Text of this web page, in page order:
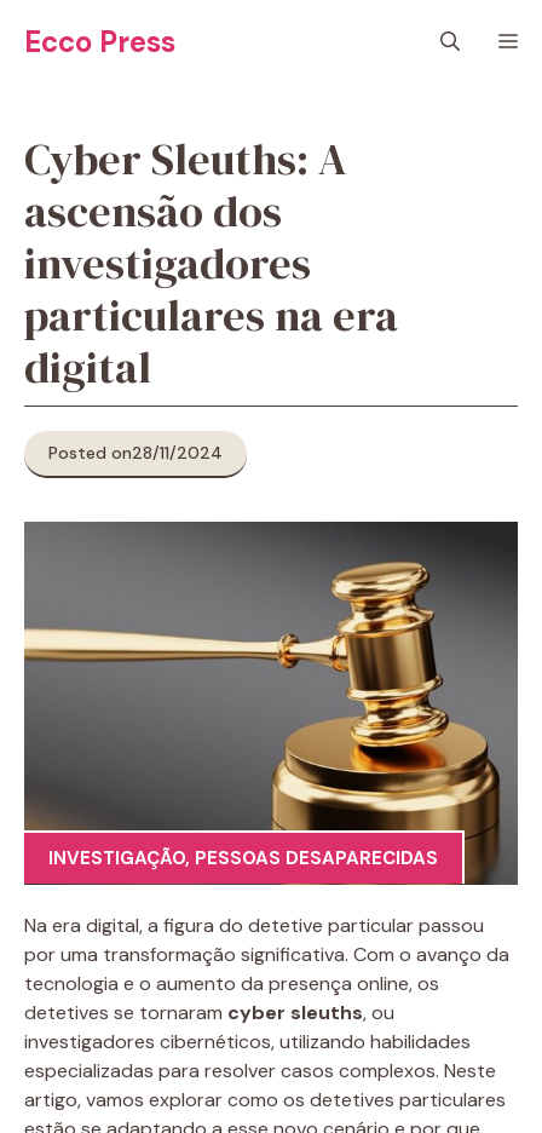
paraEcco Press
Cyber ​​Sleuths: A
ascensão dos
investigadores
particulares na era
digital
Posted on28/11/2024
INVESTIGAÇÃO, PESSOAS DESAPARECIDAS
Na era digital, a figura do detetive particular passou
por uma transformação significativa. Com o avanço da
tecnologia e o aumento da presença online, os
detetives se tornaram cyber sleuths, ou
investigadores cibernéticos, utilizando habilidades
especializadas para resolver casos complexos. Neste
artigo, vamos explorar como os detetives particulares